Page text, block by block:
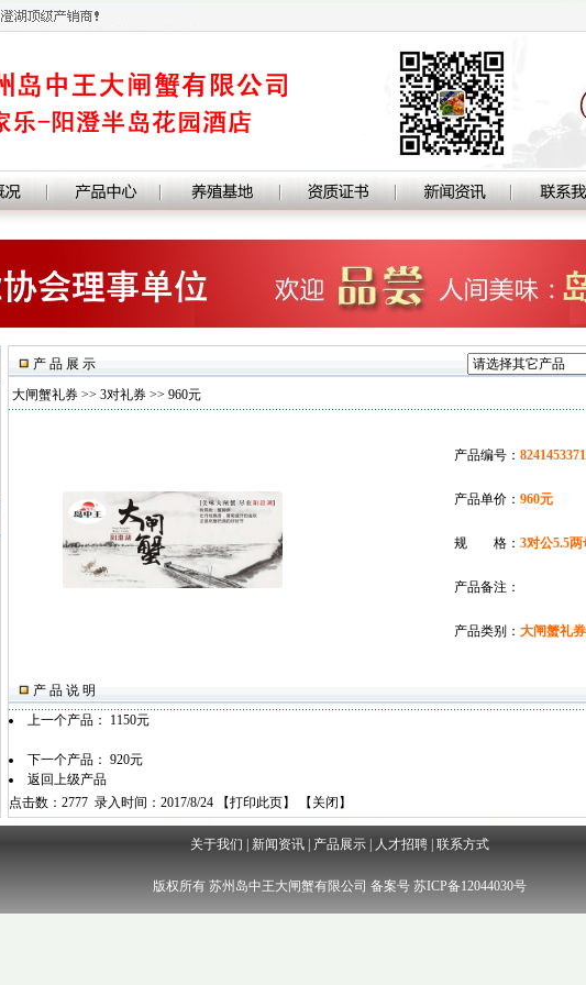
产 品 展 示
大闸蟹礼券 >> 3对礼券 >> 960元
产品编号：
产品单价： 960元
规 格： 3对公5.5两
产品备注：
产品类别： 大闸蟹礼券
产 品 说 明
上一个产品： 1150元
下一个产品： 920元
返回上级产品
点击数：2777 录入时间：2017/8/24 【打印此页】 【 关闭 】
关于我们 新闻资讯 产品展示 人才招聘 联系方式
版权所有 苏州岛中王大闸蟹有限公司 备案号 苏ICP备12044030号